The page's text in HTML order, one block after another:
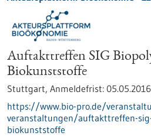
Auftakttreffen SIG
Biokunststoffe
Stuttgart, Anmeldefrist:
https://www.bio-pro.de/
veranstaltungen/auftakttreffen-
biokunststoffe